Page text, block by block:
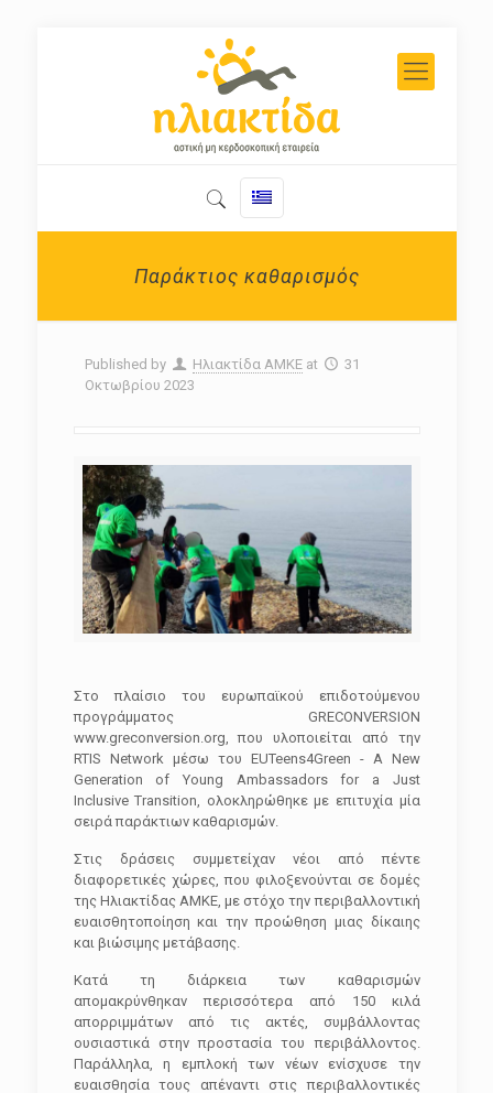
Παράκτιος καθαρισμός
Published by Ηλιακτίδα ΑΜΚΕ at
31
Οκτωβρίου 2023
Στο πλαίσιο του ευρωπαϊκού επιδοτούμενου
προγράμματος GRECONVERSION
www.greconversion.org, που υλοποιείται από την
RTIS Network μέσω του EUTeens4Green - A New
Generation of Young Ambassadors for a Just
Inclusive Transition, ολοκληρώθηκε με επιτυχία μία
σειρά παράκτιων καθαρισμών.
Στις δράσεις συμμετείχαν νέοι από πέντε
διαφορετικές χώρες, που φιλοξενούνται σε δομές
της Ηλιακτίδας ΑΜΚΕ, με στόχο την περιβαλλοντική
ευαισθητοποίηση και την προώθηση μιας δίκαιης
και βιώσιμης μετάβασης.
Κατά τη διάρκεια των καθαρισμών
απομακρύνθηκαν περισσότερα από 150 κιλά
απορριμμάτων από τις ακτές, συμβάλλοντας
ουσιαστικά στην προστασία του περιβάλλοντος.
Παράλληλα, η εμπλοκή των νέων ενίσχυσε την
ευαισθησία τους απέναντι στις περιβαλλοντικές